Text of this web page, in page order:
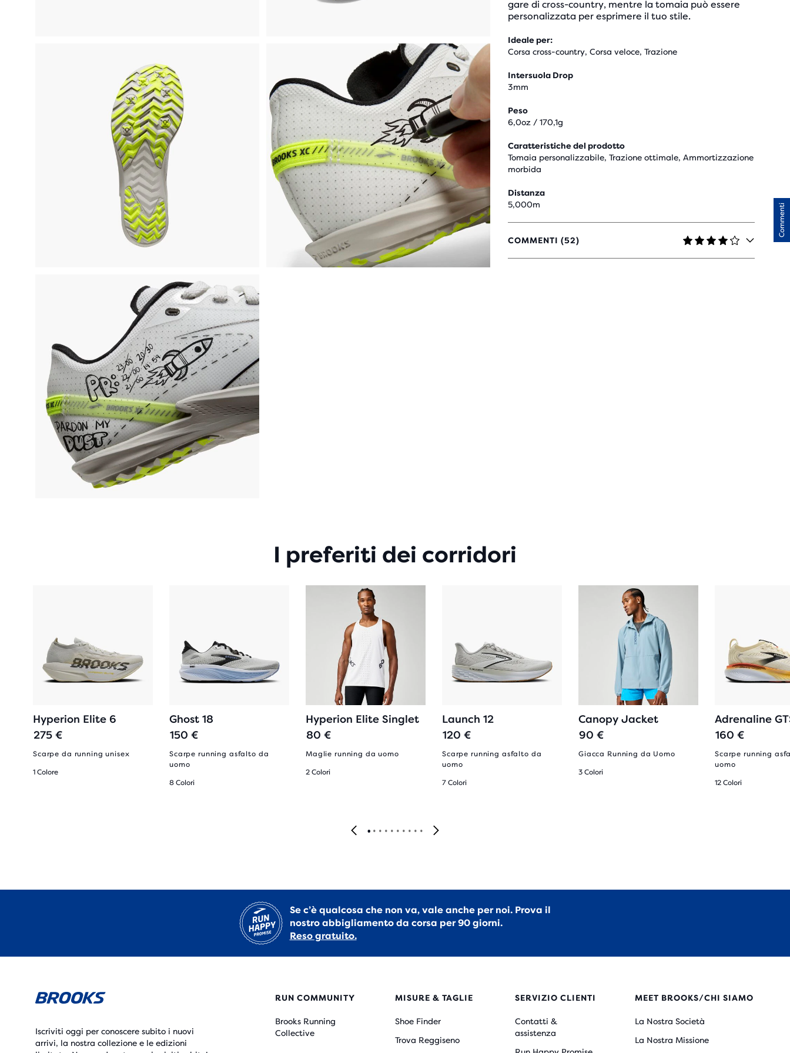
gare di cross-country, mentre la tomaia può essere
personalizzata per esprimere il tuo stile.
Ideale per:
Corsa cross-country, Corsa veloce, Trazione
Intersuola Drop
3mm
Peso
6,0oz / 170,1g
Caratteristiche del prodotto
Tomaia personalizzabile, Trazione ottimale, Ammortizzazione
morbida
Distanza
5,000m
COMMENTI (52)
3,9
SU
I preferiti dei corridori
Hyperion Elite 6
275 €
Scarpe da running unisex
1 Colore
Ghost 18
150 €
Scarpe running asfalto da
uomo
8 Colori
Hyperion Elite Singlet
80 €
Maglie running da uomo
2 Colori
Launch 12
120 €
Scarpe running asfalto da
uomo
7 Colori
Canopy Jacket
90 €
Giacca Running da Uomo
3 Colori
Adrenaline
160 €
Scarpe running
uomo
12 Colori
Se c’è qualcosa che non va, vale anche per noi. Prova il
nostro abbigliamento da corsa per 90 giorni.
Reso gratuito.
Iscriviti oggi per conoscere subito i nuovi
arrivi, la nostra collezione e le edizioni
RUN COMMUNITY
Brooks Running
Collective
MISURE & TAGLIE
Shoe Finder
Trova Reggiseno
SERVIZIO CLIENTI
Contatti &
assistenza
MEET BROOKS/CHI SIAMO
La Nostra Società
La Nostra Missione
Commenti